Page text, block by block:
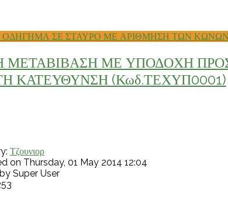
ΟΔΗΓΗΜΑ ΣΕ ΣΤΑΥΡΟ ΜΕ ΑΡΙΘΜΗΣΗ ΤΩΝ
ΜΕ ΥΠΟΔΟΧΗ
ΚΑΤΕΥΘΥΝΣΗ (Κωδ.ΤΕΧΥΠ0001)
Τζουνιορ
on Thursday, 01 May 2014 12:04
Super User